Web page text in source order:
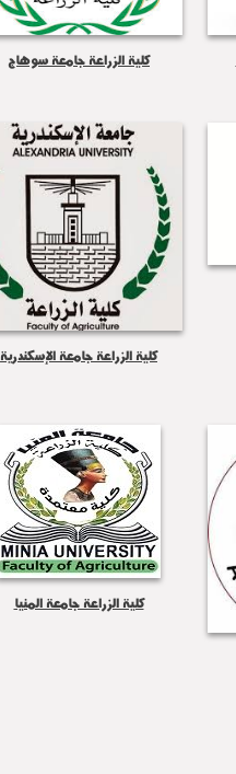
كلية الزراعة جامعة سوهاج
كلية الزراعة جامعة الإسكندرية
كلية الزراعة جامعة المنيا